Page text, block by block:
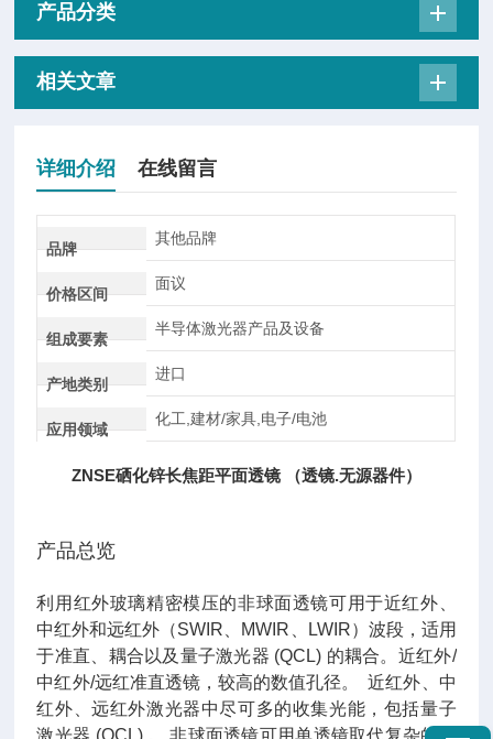
产品分类
相关文章
详细介绍 在线留言
品牌
其他品牌
价格区间
面议
组成要素
半导体激光器产品及设备
产地类别
进口
应用领域
化工,建材/家具,电子/电池
ZNSE硒化锌长焦距平面透镜 （透镜.无源器件）
产品总览
利用红外玻璃精密模压的非球面透镜可用于近红外、
中红外和远红外（SWIR、MWIR、LWIR）波段，适用
于准直、耦合以及量子激光器 (QCL) 的耦合。近红外/
中红外/远红准直透镜，较高的数值孔径。 近红外、中
红外、远红外激光器中尽可多的收集光能，包括量子
激光器 (QCL) 。 非球面透镜可用单透镜取代复杂的多